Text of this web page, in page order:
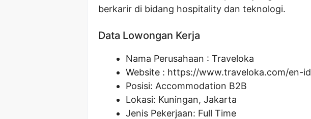
berkarir di bidang hospitality dan teknologi.
Data Lowongan Kerja
Nama Perusahaan : Traveloka
Website : https://www.traveloka.com/en-id
Posisi: Accommodation B2B
Lokasi: Kuningan, Jakarta
Jenis Pekerjaan: Full Time